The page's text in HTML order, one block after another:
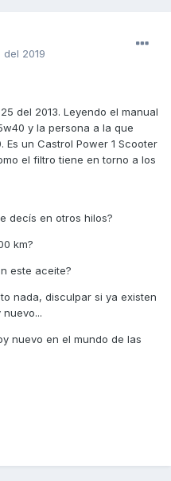
del 2019
del 2013. Leyendo el manual
y la persona a la que
un Castrol Power 1 Scooter
el filtro tiene en torno a los
decís en otros hilos?
km?
este aceite?
nada, disculpar si ya existen
nuevo en el mundo de las